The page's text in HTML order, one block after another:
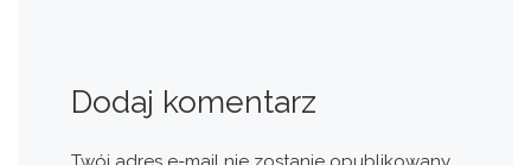
Dodaj komentarz